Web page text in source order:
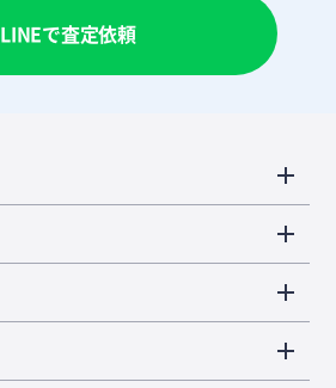
LINEで査定依頼